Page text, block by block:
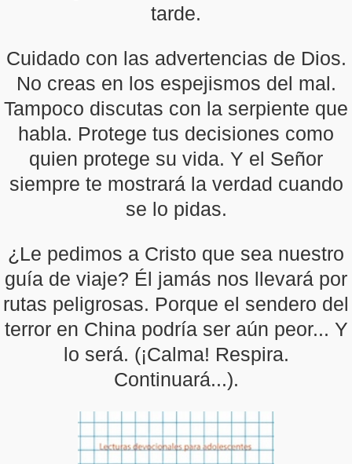
tarde.
Cuidado con las advertencias de Dios.
No creas en los espejismos del mal.
Tampoco discutas con la serpiente que
habla. Protege tus decisiones como
quien protege su vida. Y el Señor
siempre te mostrará la verdad cuando
se lo pidas.
¿Le pedimos a Cristo que sea nuestro
guía de viaje? Él jamás nos llevará por
rutas peligrosas. Porque el sendero del
terror en China podría ser aún peor... Y
lo será. (¡Calma! Respira.
Continuará...).